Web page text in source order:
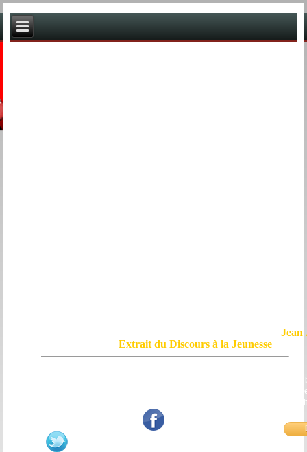
Jean
Extrait du Discours à la Jeunesse
mensonge triomphant qui passe, et de ne pas faire écho, de notre
bouche et de nos mains aux applaudissements imbéciles et aux